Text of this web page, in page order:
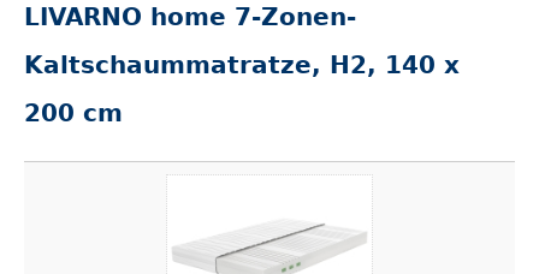
LIVARNO home 7-Zonen-
Kaltschaummatratze, H2, 140 x
200 cm